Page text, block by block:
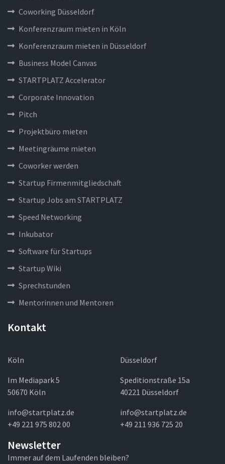
Coworking Düsseldorf
Konferenzraum mieten in Köln
Konferenzraum mieten in Düsseldorf
Business Model Canvas
STARTPLATZ Accelerator
Corporate Innovation
Pitch
Projektbüro mieten
Meetingräume mieten
Coworker werden
Startup Firmenmitgliedschaft
Startup Jobs am STARTPLATZ
Speed Networking
Inkubator
Software für Startups
Startup Wiki
Sprechstunden
Mentorinnen und Mentoren
Kontakt
Köln
Im Mediapark 5
50670 Köln
info@startplatz.de
+49 221 975 802 00
Düsseldorf
Speditionstraße 15a
40221 Düsseldorf
info@startplatz.de
+49 211 936 725 20
Newsletter
Immer auf dem Laufenden bleiben?